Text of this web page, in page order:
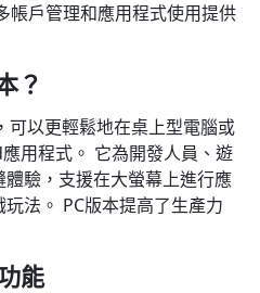
帳戶管理和應用程式使用提供
？
可以更輕鬆地在桌上型電腦或
用程式。 它為開發人員、遊
驗，支援在大螢幕上進行應
法。 PC版本提高了生產力
能